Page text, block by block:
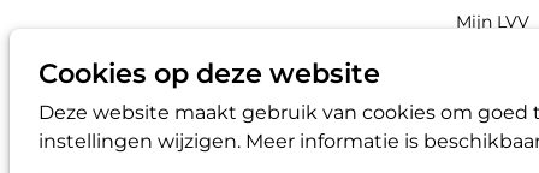
Cookies op deze website
Deze website maakt gebruik van cookies om
instellingen wijzigen. Meer informatie is
Zoek
Account
Mijn LVV